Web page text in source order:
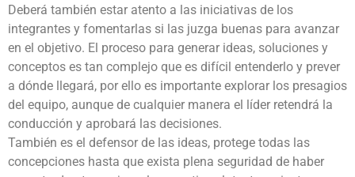
Deberá también estar atento a las iniciativas de los
integrantes y fomentarlas si las juzga buenas para avanzar
en el objetivo. El proceso para generar ideas, soluciones y
conceptos es tan complejo que es difícil entenderlo y prever
a dónde llegará, por ello es importante explorar los presagios
del equipo, aunque de cualquier manera el líder retendrá la
conducción y aprobará las decisiones.
También es el defensor de las ideas, protege todas las
concepciones hasta que exista plena seguridad de haber